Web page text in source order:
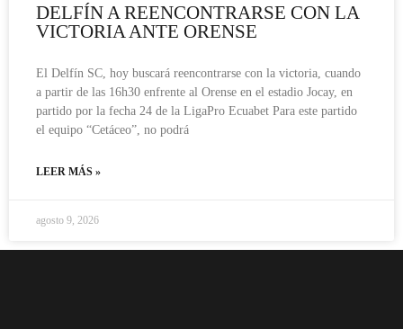
DELFÍN A REENCONTRARSE CON LA
VICTORIA ANTE ORENSE
El Delfín SC, hoy buscará reencontrarse con la victoria, cuando
a partir de las 16h30 enfrente al Orense en el estadio Jocay, en
partido por la fecha 24 de la LigaPro Ecuabet Para este partido
el equipo “Cetáceo”, no podrá
LEER MÁS »
agosto 9, 2026